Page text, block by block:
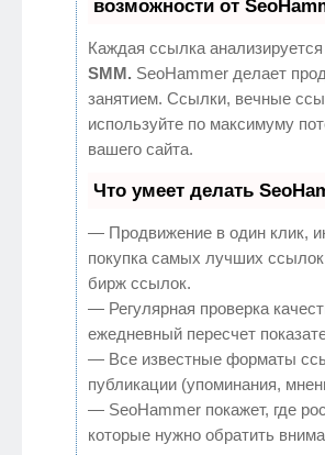
возможности от
Каждая ссылка
SMM. SeoHammer делает
занятием. Ссылки, вечные
используйте по максимуму
вашего сайта.
Что умеет делать
— Продвижение в один клик,
покупка самых лучших
бирж ссылок.
— Регулярная проверка
ежедневный пересчет
— Все известные форматы
публикации (упоминания,
— SeoHammer покажет, где
которые нужно обратить